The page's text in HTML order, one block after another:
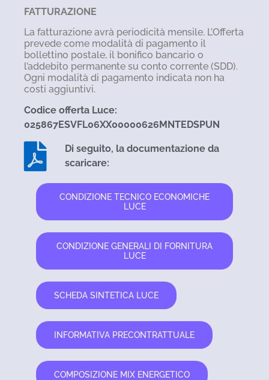
FATTURAZIONE
La fatturazione avrà periodicità mensile. L’Offerta
prevede come modalità di pagamento il
bollettino postale, il bonifico bancario o
l’addebito permanente su conto corrente (SDD).
Ogni modalità di pagamento indicata non ha
costi aggiuntivi.
Codice offerta Luce:
025867ESVFL06XX00000626MNTEDSPUN
Di seguito, la documentazione da
scaricare:
CONDIZIONE TECNICO ECONOMICHE
LUCE
CONDIZIONE GENERALI DI FORNITURA
LUCE
SCHEDA SINTETICA LUCE
INFORMATIVA PRECONTRATTUALE
COMPOSIZIONE MIX ENERGETICO